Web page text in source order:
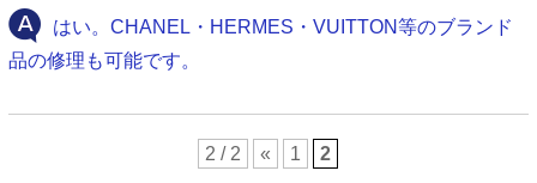
はい。CHANEL・HERMES・VUITTON等のブランド
品の修理も可能です。
2 / 2 « 1 2